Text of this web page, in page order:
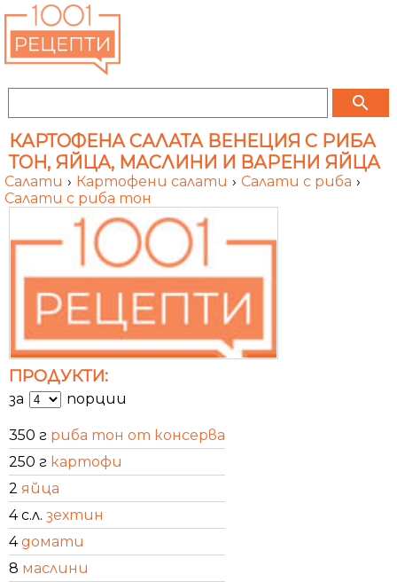
search
КАРТОФЕНА САЛАТА ВЕНЕЦИЯ С РИБА
ТОН, ЯЙЦА, МАСЛИНИ И ВАРЕНИ ЯЙЦА
Салати › Картофени салати › Салати с риба ›
Салати с риба тон
ПРОДУКТИ:
за порции
350 г риба тон от консерва
250 г картофи
2 яйца
4 с.л. зехтин
4домати
8 маслини